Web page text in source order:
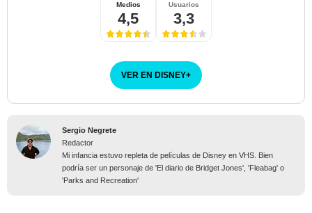
Medios
4,5
Usuarios
3,3
VER EN DISNEY+
Sergio Negrete
Redactor
Mi infancia estuvo repleta de películas de Disney en VHS. Bien
podría ser un personaje de 'El diario de Bridget Jones', 'Fleabag' o
'Parks and Recreation'